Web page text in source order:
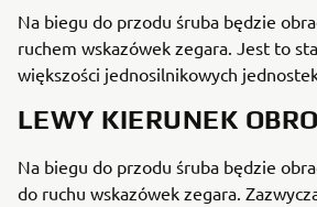
Na biegu do przodu śruba będzie
ruchem wskazówek zegara. Jest to
większości jednosilnikowych
LEWY KIERUNEK
Na biegu do przodu śruba będzie
do ruchu wskazówek zegara.